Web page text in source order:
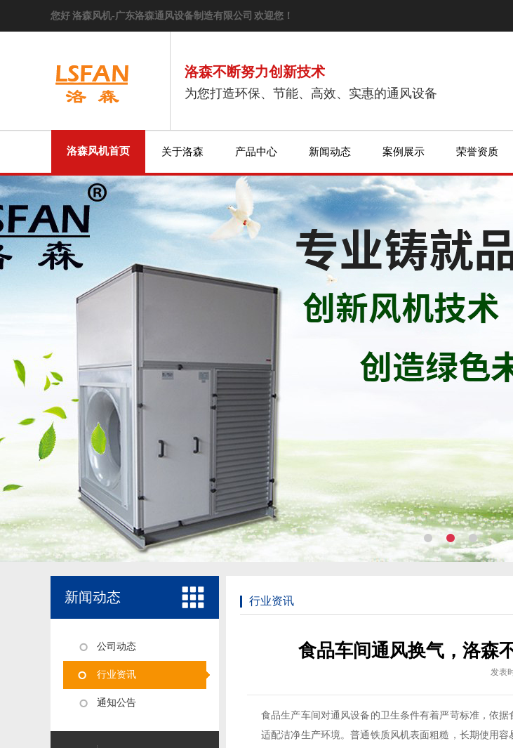
您好 洛森风机-广东洛森通风设备制造有限公司 欢迎您！
洛森不断努力创新技术
为您打造环保、节能、高效、实惠的通风设备
洛森风机首页 关于洛森 产品中心 新闻动态 案例展示 荣誉资质
新闻动态
公司动态
行业资讯
通知公告
行业资讯
食品车间通风换气，洛森
发表
食品生产车间对通风设备的卫生条件有着严苛标准，依
适配洁净生产环境。普通铁质风机表面粗糙，长期使用